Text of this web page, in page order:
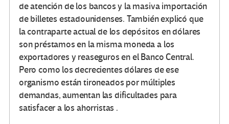
de atención de los bancos y la masiva importación
de billetes estadounidenses. También explicó que
la contraparte actual de los depósitos en dólares
son préstamos en la misma moneda a los
exportadores y reaseguros en el Banco Central.
Pero como los decrecientes dólares de ese
organismo están tironeados por múltiples
demandas, aumentan las dificultades para
satisfacer a los ahorristas .